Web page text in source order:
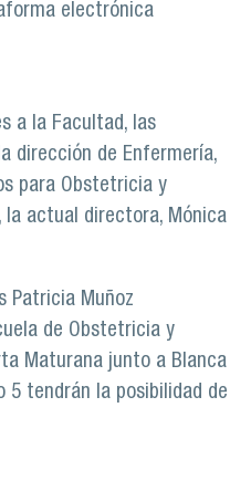
electrónica
a la Facultad, las
dirección de Enfermería,
para Obstetricia y
la actual directora, Mónica
Patricia Muñoz
de Obstetricia y
Maturana junto a Blanca
5 tendrán la posibilidad de